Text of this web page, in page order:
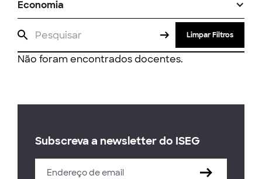
Economia
Limpar Filtros
Não foram encontrados docentes.
Subscreva a newsletter do ISEG